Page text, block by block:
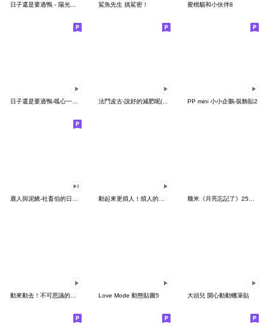
鯊魚先生 搞鯊密！ 蜜桃貓和小伙伴8
日子還是要過鴨-呱心一下鴨 法鬥皮古-說好的減肥呢(第15彈) PP mini 小小企鵝-裝飾貼2
幾米《月亮忘記了》25周年 x 晴天P莉
Love Mode 動態貼圖5 大頭兒 開心動動蠟筆貼